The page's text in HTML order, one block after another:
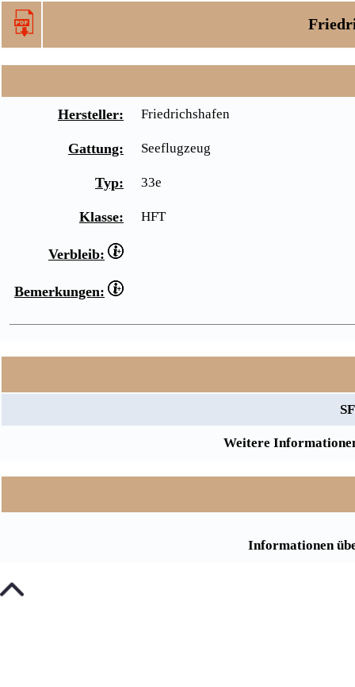
Hersteller: Friedrichshafen
Gattung: Seeflugzeug
Typ: 33e
Klasse: HFT
Verbleib:
Bemerkungen:
Weitere
Informationen